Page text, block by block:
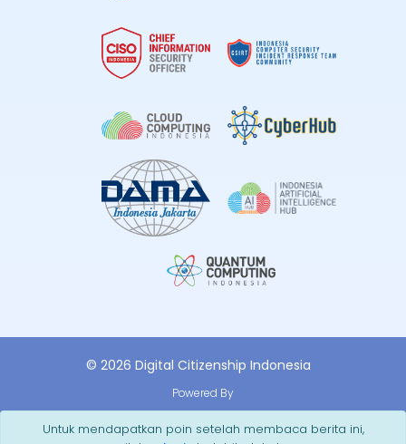
Untuk mendapatkan poin setelah membaca berita ini,
© 2026 Digital Citizenship Indonesia
Powered By